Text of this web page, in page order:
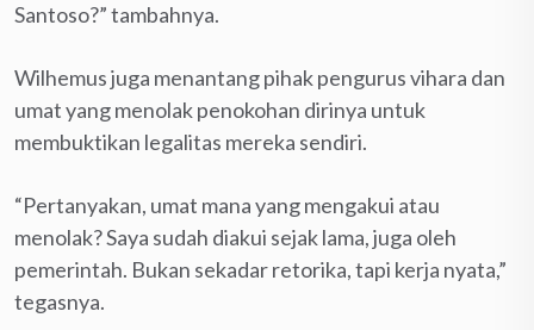
Santoso?” tambahnya.
Wilhemus juga menantang pihak pengurus vihara dan
umat yang menolak penokohan dirinya untuk
membuktikan legalitas me­reka sendiri.
“Pertanyakan, umat mana yang mengakui atau
menolak? Saya sudah diakui sejak lama, juga oleh
pemerintah. Bukan sekadar retorika, tapi kerja nyata,”
tegasnya.